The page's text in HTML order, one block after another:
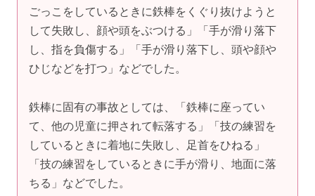
ごっこをしているときに鉄棒をくぐり抜けようと
して失敗し、顔や頭をぶつける」「手が滑り落下
し、指を負傷する」「手が滑り落下し、頭や顔や
ひじなどを打つ」などでした。
鉄棒に固有の事故としては、「鉄棒に座ってい
て、他の児童に押されて転落する」「技の練習を
しているときに着地に失敗し、足首をひねる」
「技の練習をしているときに手が滑り、地面に落
ちる」などでした。